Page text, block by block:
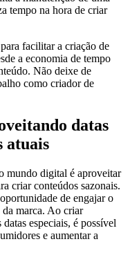
tempo na hora de criar
facilitar a criação de
a economia de tempo
Não deixe de
como criador de
datas
atuais
mundo digital é aproveitar
criar conteúdos sazonais.
de engajar o
marca. Ao criar
especiais, é possível
e aumentar a